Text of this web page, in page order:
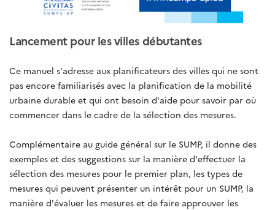
Lancement pour les villes débutantes
Ce manuel s'adresse aux planificateurs des villes qui ne sont
pas encore familiarisés avec la planification de la mobilité
urbaine durable et qui ont besoin d'aide pour savoir par où
commencer dans le cadre de la sélection des mesures.
Complémentaire au guide général sur le SUMP, il donne des
exemples et des suggestions sur la manière d'effectuer la
sélection des mesures pour le premier plan, les types de
mesures qui peuvent présenter un intérêt pour un SUMP, la
manière d'évaluer les mesures et de faire approuver les